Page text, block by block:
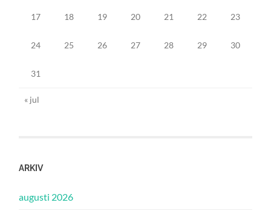
17 18 19 20 21 22 23
24 25 26 27 28 29 30
31
« jul
ARKIV
augusti 2026